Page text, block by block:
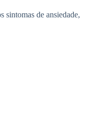
sintomas de ansiedade,